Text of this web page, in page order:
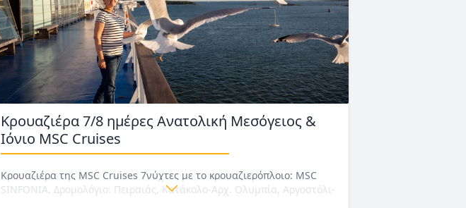
Κρουαζιέρα 7/8 ημέρες Ανατολική Μεσόγειος &
Ιόνιο MSC Cruises
Κρουαζιέρα της MSC Cruises 7νύχτες με το κρουαζιερόπλοιο: MSC
SINFONIA. Δρομολόγιο: Πειραιάς, Κατάκολο-Αρχ. Ολυμπία, Αργοστόλι-